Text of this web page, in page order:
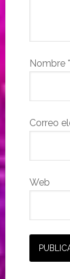
Nombre *
Correo
Web